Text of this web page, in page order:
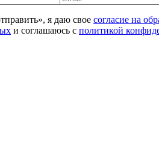
я даю свое согласие на
и соглашаюсь с политикой